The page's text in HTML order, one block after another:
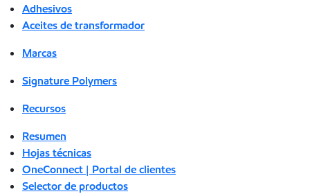
Adhesivos
Aceites de transformador
Marcas
Signature Polymers
Recursos
Resumen
Hojas técnicas
OneConnect | Portal de clientes
Selector de productos